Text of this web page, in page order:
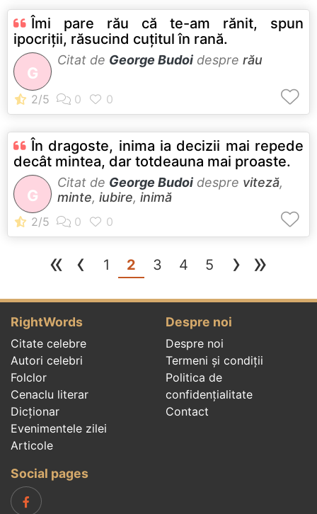
Îmi pare rău că te-am rănit, spun
ipocriţii, răsucind cuţitul în rană.
G
Citat de George Budoi despre rău
În dragoste, inima ia decizii mai repede
decât mintea, dar totdeauna mai proaste.
G
Citat de George Budoi despre viteză,
minte, iubire, inimă
« ‹ 1 2 (current)
3 4 5 › »
RightWords
Citate celebre
Autori celebri
Folclor
Cenaclu literar
Dicționar
Evenimentele zilei
Articole
Despre noi
Despre noi
Termeni și condiții
Politica de
confidenţialitate
Contact
Social pages